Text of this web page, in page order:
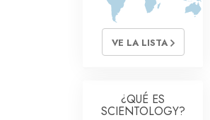
VE LA LISTA
¿QUÉ ES
SCIENTOLOGY?